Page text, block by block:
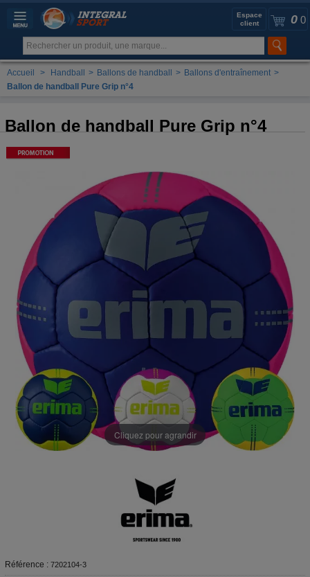
0 0
Espace
client
Accueil > Handball > Ballons de handball > Ballons d'entraînement >
Ballon de handball Pure Grip n°4
Ballon de handball Pure Grip n°4
Cliquez pour agrandir
Référence : 7202104-3